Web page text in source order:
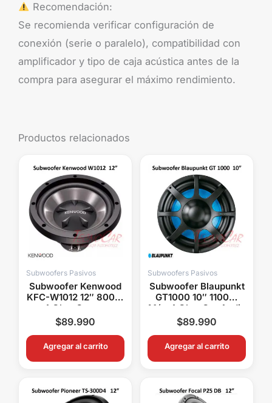
Recomendación:
Se recomienda verificar configuración de
conexión (serie o paralelo), compatibilidad con
amplificador y tipo de caja acústica antes de la
compra para asegurar el máximo rendimiento.
Productos relacionados
Subwoofers Pasivos
Subwoofer Kenwood
KFC-W1012 12″ 800W
4 Ohm Graves
Potentes Car Audio
$89.990
Agregar al carrito
Subwoofers Pasivos
Subwoofer Blaupunkt
GT1000 10″ 1100W
Máx 4 Ohm Car Audio
$89.990
Agregar al carrito